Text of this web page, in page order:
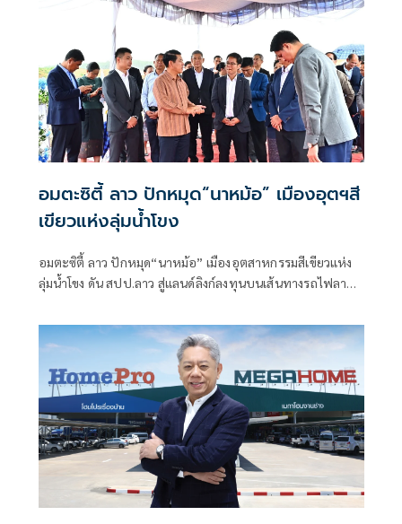
อมตะซิตี้ ลาว ปักหมุด“นาหม้อ” เมืองอุตฯสี
เขียวแห่งลุ่มน้ำโขง
อมตะซิตี้ ลาว ปักหมุด“นาหม้อ” เมืองอุตสาหกรรมสีเขียวแห่ง
ลุ่มน้ำโขง ดัน สปป.ลาว สู่แลนด์ลิงก์ลงทุนบนเส้นทางรถไฟลาว-
การเติบโตทางเศรษฐกิจอย่างยั่งยืน